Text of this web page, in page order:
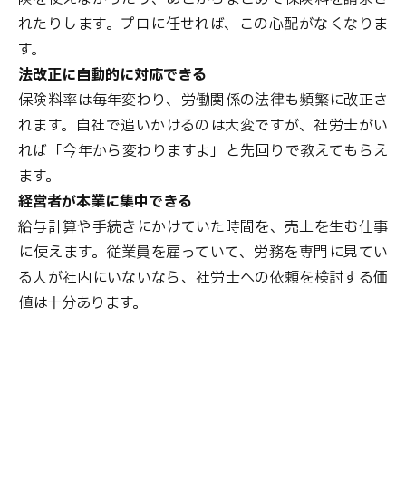
れたりします。プロに任せれば、この心配がなくなりま
す。
法改正に自動的に対応できる
保険料率は毎年変わり、労働関係の法律も頻繁に改正さ
れます。自社で追いかけるのは大変ですが、社労士がい
れば「今年から変わりますよ」と先回りで教えてもらえ
ます。
経営者が本業に集中できる
給与計算や手続きにかけていた時間を、売上を生む仕事
に使えます。従業員を雇っていて、労務を専門に見てい
る人が社内にいないなら、社労士への依頼を検討する価
値は十分あります。